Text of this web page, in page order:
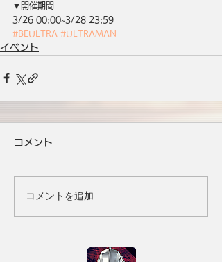
▼開催期間
3/26 00:00~3/28 23:59
#BEULTRA #ULTRAMAN
イベント
コメント
コメントを追加…